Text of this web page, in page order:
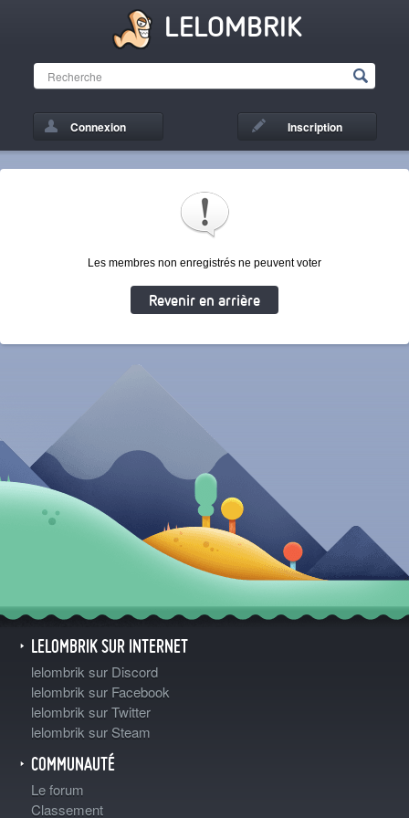
LELOMBRIK
Connexion Inscription
Les membres non enregistrés ne peuvent voter
Revenir en arrière
LELOMBRIK SUR INTERNET
lelombrik sur Discord
lelombrik sur Facebook
lelombrik sur Twitter
lelombrik sur Steam
COMMUNAUTÉ
Le forum
Classement